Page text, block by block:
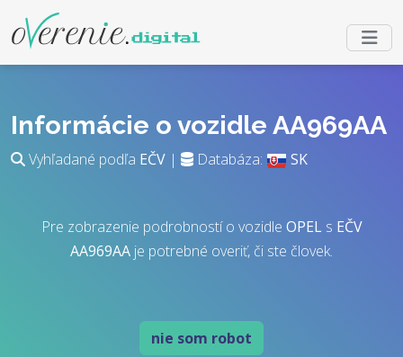
Informácie o vozidle AA969AA
Vyhľadané podľa EČV | Databáza: SK
Pre zobrazenie podrobností o vozidle OPELs EČV
AA969AA je potrebné overiť, či ste človek.
nie som robot